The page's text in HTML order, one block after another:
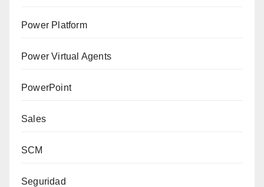
Power Platform
Power Virtual Agents
PowerPoint
Sales
SCM
Seguridad